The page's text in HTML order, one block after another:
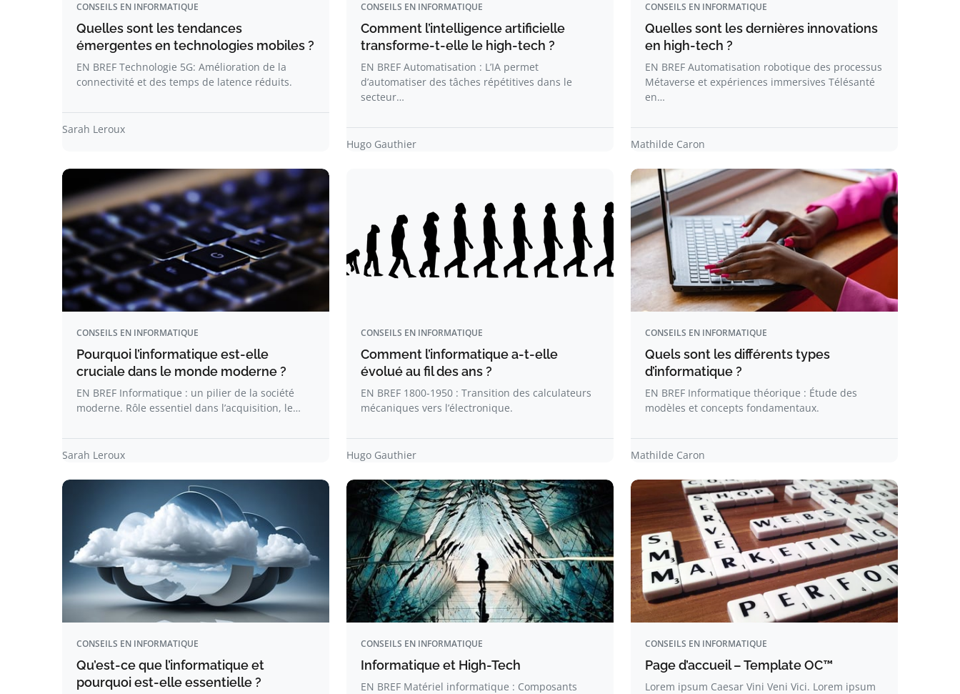
CONSEILS EN INFORMATIQUE
Quelles sont les tendances
émergentes en technologies mobiles ?
EN BREF Technologie 5G: Amélioration de la
connectivité et des temps de latence réduits.
Sarah Leroux
CONSEILS EN INFORMATIQUE
Comment l’intelligence artificielle
transforme-t-elle le high-tech ?
EN BREF Automatisation : L’IA permet
d’automatiser des tâches répétitives dans le
secteur…
Hugo Gauthier
CONSEILS EN INFORMATIQUE
Quelles sont les dernières innovations
en high-tech ?
EN BREF Automatisation robotique des processus
Métaverse et expériences immersives Télésanté
en…
Mathilde Caron
CONSEILS EN INFORMATIQUE
Pourquoi l’informatique est-elle
cruciale dans le monde moderne ?
EN BREF Informatique : un pilier de la société
moderne. Rôle essentiel dans l’acquisition, le…
Sarah Leroux
CONSEILS EN INFORMATIQUE
Comment l’informatique a-t-elle
évolué au fil des ans ?
EN BREF 1800-1950 : Transition des calculateurs
mécaniques vers l’électronique.
Hugo Gauthier
CONSEILS EN INFORMATIQUE
Quels sont les différents types
d’informatique ?
EN BREF Informatique théorique : Étude des
modèles et concepts fondamentaux.
Mathilde Caron
CONSEILS EN INFORMATIQUE
Qu’est-ce que l’informatique et
pourquoi est-elle essentielle ?
CONSEILS EN INFORMATIQUE
Informatique et High-Tech
EN BREF Matériel informatique : Composants
CONSEILS EN INFORMATIQUE
Page d’accueil – Template OC™
Lorem ipsum Caesar Vini Veni Vici. Lorem ipsum